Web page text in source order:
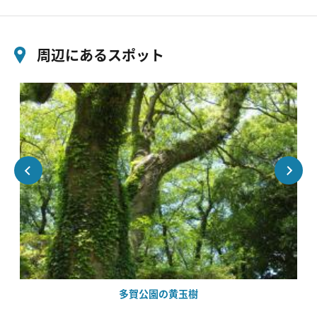
周辺にあるスポット
多賀公園の黄玉樹